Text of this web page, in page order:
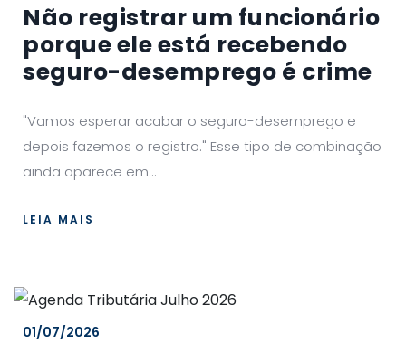
Não registrar um funcionário
porque ele está recebendo
seguro-desemprego é crime
"Vamos esperar acabar o seguro-desemprego e
depois fazemos o registro." Esse tipo de combinação
ainda aparece em...
LEIA MAIS
01/07/2026